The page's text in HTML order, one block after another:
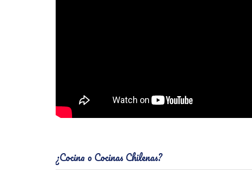
¿Cocina o Cocinas Chilenas?